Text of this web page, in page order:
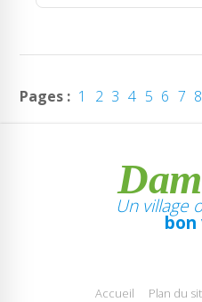
Pages : 1 2 3 4 5 6 7 8
Un village
bon
Accueil Plan du